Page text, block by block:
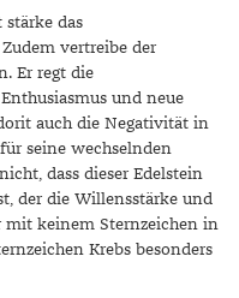
stärke das
vertreibe der
Er regt die
und neue
auch die Negativität in
seine wechselnden
dass dieser Edelstein
der die Willensstärke und
mit keinem Sternzeichen in
Krebs besonders